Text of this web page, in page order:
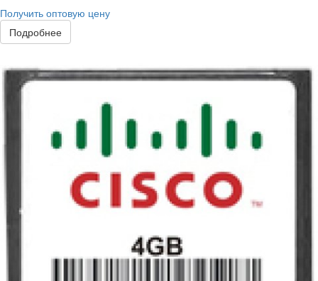
Получить оптовую цену
Подробнее